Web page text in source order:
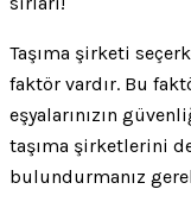
Taşıma şirketi
faktör vardır. Bu
eşyalarınızın
taşıma şirketlerini
bulundurmanız